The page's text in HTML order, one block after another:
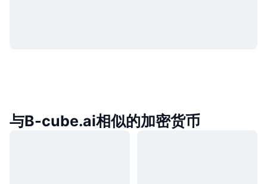
与B-cube.ai相似的加密货币